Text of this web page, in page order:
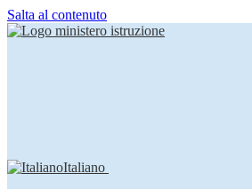
Salta al contenuto
Italiano